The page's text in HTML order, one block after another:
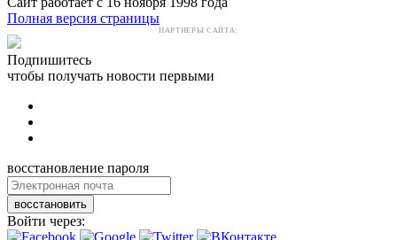
Полная версия страницы
ПАРТНЕРЫ САЙТА:
Подпишитесь
чтобы получать новости первыми
восстановление пароля
восстановить
Войти через: